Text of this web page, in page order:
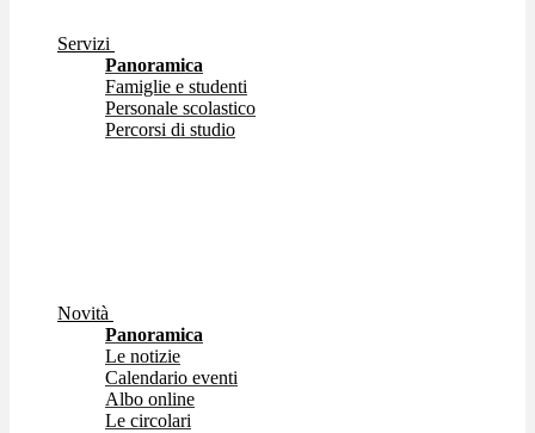
Servizi
Panoramica
Famiglie e studenti
Personale scolastico
Percorsi di studio
Novità
Panoramica
Le notizie
Calendario eventi
Albo online
Le circolari